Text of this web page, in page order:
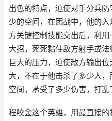
出色的特点，迫使对手分兵
少的空间，在团战中，他的
方关键控制技能交出后，利
大招，死死黏住敌方射手或
巨大的压力，迫使敌方输出
大，不在于他击杀了多少人
空间，承受了多少伤害，打乱
程咬金这个英雄，用最直接